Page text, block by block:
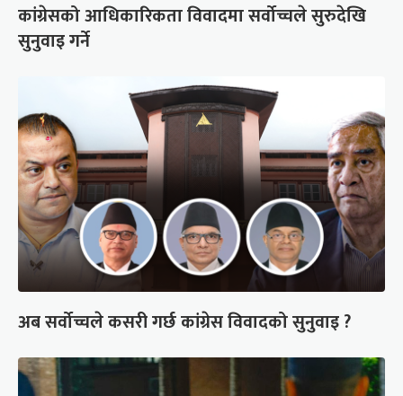
कांग्रेसको आधिकारिकता विवादमा सर्वोच्चले सुरुदेखि
सुनुवाइ गर्ने
अब सर्वोच्चले कसरी गर्छ कांग्रेस विवादको सुनुवाइ ?